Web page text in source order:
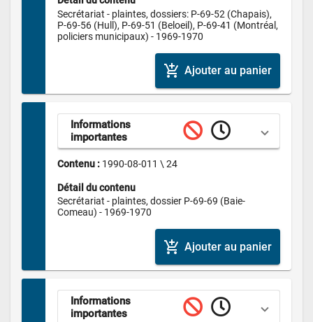
Secrétariat - plaintes, dossiers: P-69-52 (Chapais),
P-69-56 (Hull), P-69-51 (Beloeil), P-69-41 (Montréal,
policiers municipaux) - 1969-1970
add_shopping_cart Ajouter au panier
Informations
importantes
Contenu : 1990-08-011 \ 24
Détail du contenu
Secrétariat - plaintes, dossier P-69-69 (Baie-
Comeau) - 1969-1970
add_shopping_cart Ajouter au panier
Informations
importantes